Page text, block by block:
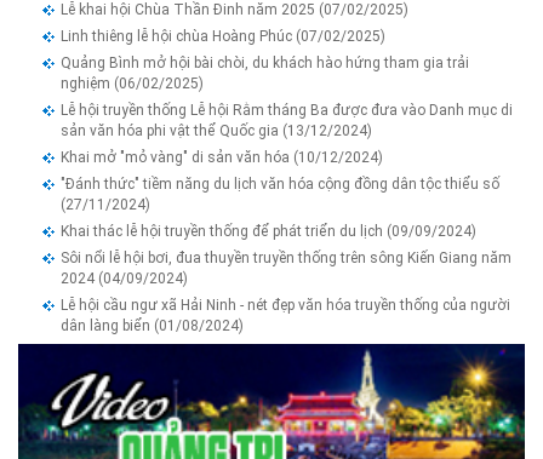
Lễ khai hội Chùa Thần Đinh năm 2025 (07/02/2025)
Linh thiêng lễ hội chùa Hoàng Phúc (07/02/2025)
Quảng Bình mở hội bài chòi, du khách hào hứng tham gia trải
nghiệm (06/02/2025)
Lễ hội truyền thống Lễ hội Rằm tháng Ba được đưa vào Danh mục di
sản văn hóa phi vật thể Quốc gia (13/12/2024)
Khai mở "mỏ vàng" di sản văn hóa (10/12/2024)
"Đánh thức" tiềm năng du lịch văn hóa cộng đồng dân tộc thiểu số
(27/11/2024)
Khai thác lễ hội truyền thống để phát triển du lịch (09/09/2024)
Sôi nổi lễ hội bơi, đua thuyền truyền thống trên sông Kiến Giang năm
2024 (04/09/2024)
Lễ hội cầu ngư xã Hải Ninh - nét đẹp văn hóa truyền thống của người
dân làng biển (01/08/2024)